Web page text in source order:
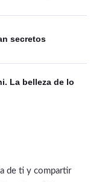
secretos
La belleza de lo
de ti y compartir